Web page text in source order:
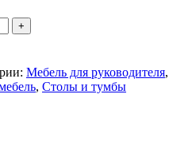
Мебель для руководителя,
, Столы и тумбы